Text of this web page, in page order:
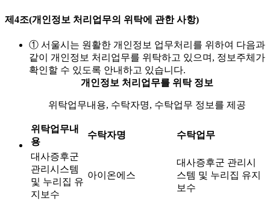
제4조(개인정보 처리업무의 위탁에 관한 사항)
① 서울시는 원활한 개인정보 업무처리를 위하여 다음과
같이 개인정보 처리업무를 위탁하고 있으며, 정보주체가
확인할 수 있도록 안내하고 있습니다.
개인정보 처리업무를 위탁 정보
위탁업무내용, 수탁자명, 수탁업무 정보를 제공
위탁업무내
용
수탁자명 수탁업무
대사증후군
관리시스템
및 누리집 유
지보수
아이온에스
대사증후군 관리시
스템 및 누리집 유지
보수